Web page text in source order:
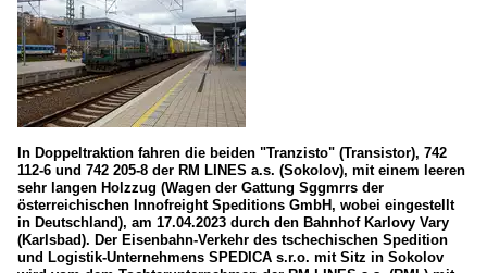
In Doppeltraktion fahren die beiden "Tranzisto" (Transistor), 742
112-6 und 742 205-8 der RM LINES a.s. (Sokolov), mit einem leeren
sehr langen Holzzug (Wagen der Gattung Sggmrrs der
österreichischen Innofreight Speditions GmbH, wobei eingestellt
in Deutschland), am 17.04.2023 durch den Bahnhof Karlovy Vary
(Karlsbad). Der Eisenbahn-Verkehr des tschechischen Spedition
und Logistik-Unternehmens SPEDICA s.r.o. mit Sitz in Sokolov